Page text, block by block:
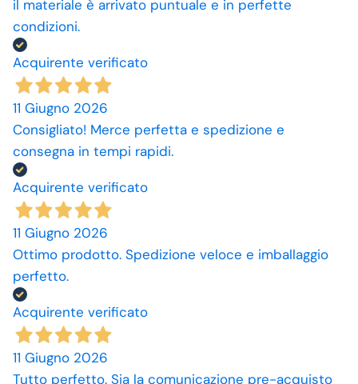
il materiale è arrivato puntuale e in perfette
condizioni.
Acquirente verificato
11 Giugno 2026
Consigliato! Merce perfetta e spedizione e
consegna in tempi rapidi.
Acquirente verificato
11 Giugno 2026
Ottimo prodotto. Spedizione veloce e imballaggio
perfetto.
Acquirente verificato
11 Giugno 2026
Tutto perfetto. Sia la comunicazione pre-acquisto